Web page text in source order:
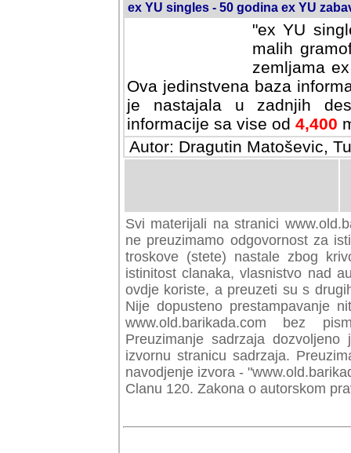
ex YU singles - 50 godina ex YU
"ex YU
malih
zemljama
Ova jedinstvena baza
je nastajala u zadnjih
informacije sa vise od 4,400
Autor: Dragutin Matoševic,
Svi materijali na stranici
preuzimamo odgovornost za
troskove (stete) nastale zbog
istinitost clanaka, vlasnistvo nad
ovdje koriste, a preuzeti su s
Nije dopusteno prestampavanje
www.old.barikada.com bez
Preuzimanje sadrzaja
izvornu stranicu sadrzaja.
navodjenje izvora -
Clanu 120. Zakona o autorskom